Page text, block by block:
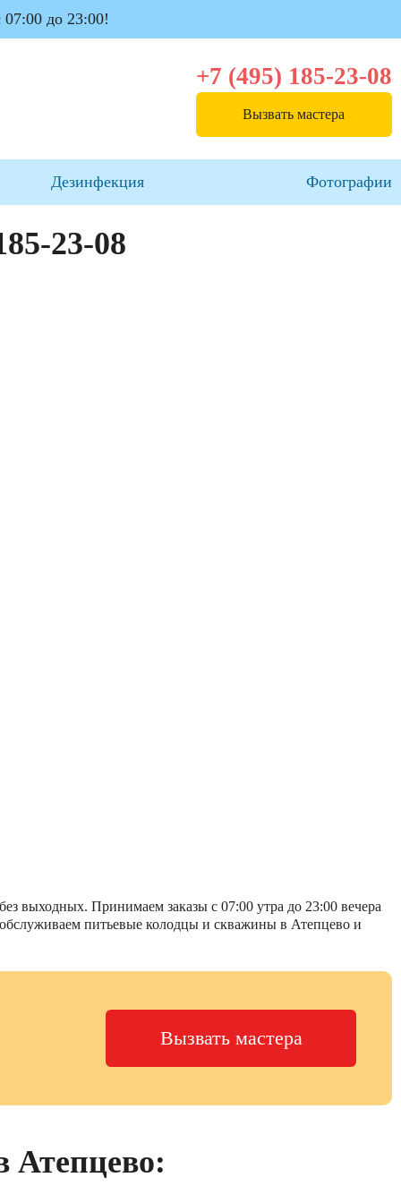
07:00 до 23:00!
+7 (495) 185-23-08
Вызвать мастера
Дезинфекция Фотографии
23-08
выходных. Принимаем заказы с 07:00 утра до 23:00 вечера
питьевые колодцы и скважины в Атепцево и
Вызвать мастера
Атепцево: